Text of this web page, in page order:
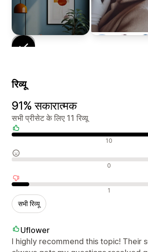
रिव्यू
91% सकारात्मक
सभी प्रीसेट के लिए 11 रिव्यू
10
0
1
सभी रिव्यू
Uflower
I highly recommend this topic! Their